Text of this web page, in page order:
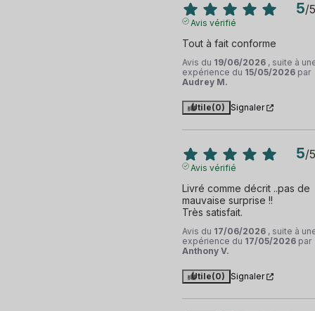
5/5
Avis vérifié
Tout à fait conforme
Avis du 19/06/2026 , suite à
expérience du 15/05/2026 par
Audrey M.
Utile(0) Signaler
5/5
Avis vérifié
Livré comme décrit ..pas de
mauvaise surprise !!
Très satisfait.
Avis du 17/06/2026 , suite à
expérience du 17/05/2026 par
Anthony V.
Utile(0) Signaler